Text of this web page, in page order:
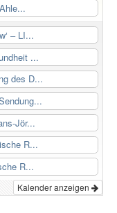
– LI...
...
des D...
Jör...
R...
R...
Kalender anzeigen